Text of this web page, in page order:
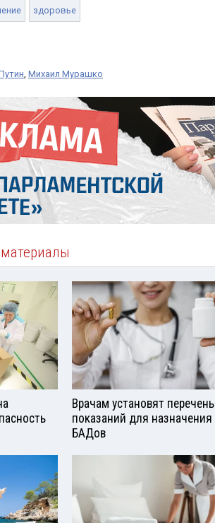
здоровье
, Михаил Мурашко
Врачам установят перечень
показаний для назначения
БАДов